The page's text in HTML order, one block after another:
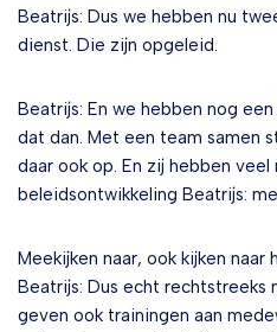
Beatrijs: Dus we hebben nu
dienst. Die zijn opgeleid.
Beatrijs: En we hebben nog
dat dan. Met een team samen
daar ook op. En zij hebben
beleidsontwikkeling Beatrijs:
Meekijken naar, ook kijken naar
Beatrijs: Dus echt rechtstreeks
geven ook trainingen aan